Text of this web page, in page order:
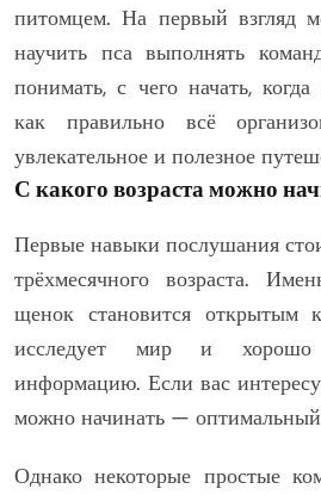
питомцем. На первый взгляд
научить пса выполнять
понимать, с чего начать,
как правильно всё
увлекательное и полезное
С какого возраста можно
Первые навыки послушания
трёхмесячного возраста.
щенок становится открытым
исследует мир и хорошо
информацию. Если вас
можно начинать — оптимальный
Однако некоторые простые